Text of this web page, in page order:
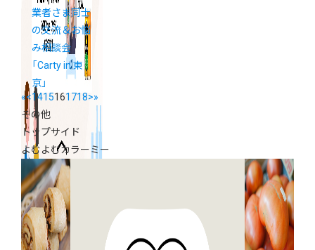
業者さま同士
の交流＆お悩
み相談会
「Carty in 東
京」
«<1415161718>»
その他
トップサイド
よむよむカラーミー